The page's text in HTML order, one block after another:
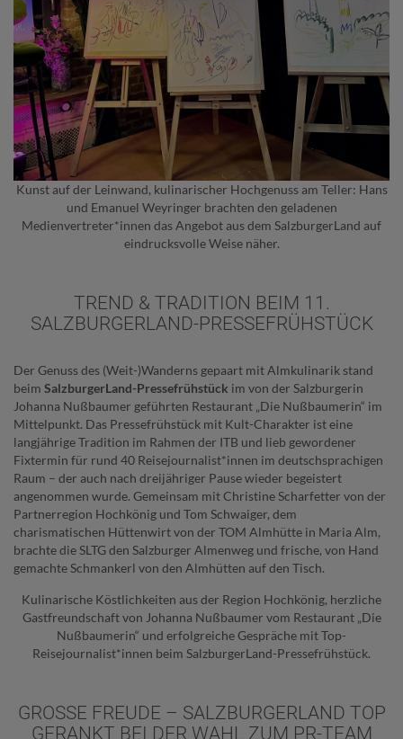
Kunst auf der Leinwand, kulinarischer Hochgenuss am Teller: Hans
und Emanuel Weyringer brachten den geladenen
Medienvertreter*innen das Angebot aus dem SalzburgerLand auf
eindrucksvolle Weise näher.
TREND & TRADITION BEIM 11.
SALZBURGERLAND-PRESSEFRÜHSTÜCK
Der Genuss des (Weit-)Wanderns gepaart mit Almkulinarik stand
beim SalzburgerLand-Pressefrühstück im von der Salzburgerin
Johanna Nußbaumer geführten Restaurant „Die Nußbaumerin“ im
Mittelpunkt. Das Pressefrühstück mit Kult-Charakter ist eine
langjährige Tradition im Rahmen der ITB und lieb gewordener
Fixtermin für rund 40 Reisejournalist*innen im deutschsprachigen
Raum – der auch nach dreijähriger Pause wieder begeistert
angenommen wurde. Gemeinsam mit Christine Scharfetter von der
Partnerregion Hochkönig und Tom Schwaiger, dem
charismatischen Hüttenwirt von der TOM Almhütte in Maria Alm,
brachte die SLTG den Salzburger Almenweg und frische, von Hand
gemachte Schmankerl von den Almhütten auf den Tisch.
Kulinarische Köstlichkeiten aus der Region Hochkönig, herzliche
Gastfreundschaft von Johanna Nußbaumer vom Restaurant „Die
Nußbaumerin“ und erfolgreiche Gespräche mit Top-
Reisejournalist*innen beim SalzburgerLand-Pressefrühstück.
GROSSE FREUDE – SALZBURGERLAND TOP G
ERANKT BEI DER WAHL ZUM PR-TEAM D